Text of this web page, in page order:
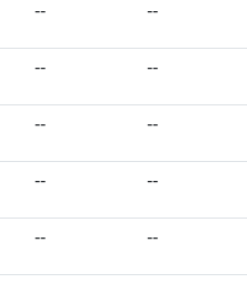
-- --
-- --
-- --
-- --
-- --